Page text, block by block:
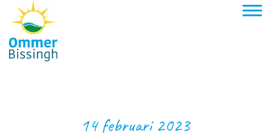
Naar hoofdinhoud
14 februari 2023